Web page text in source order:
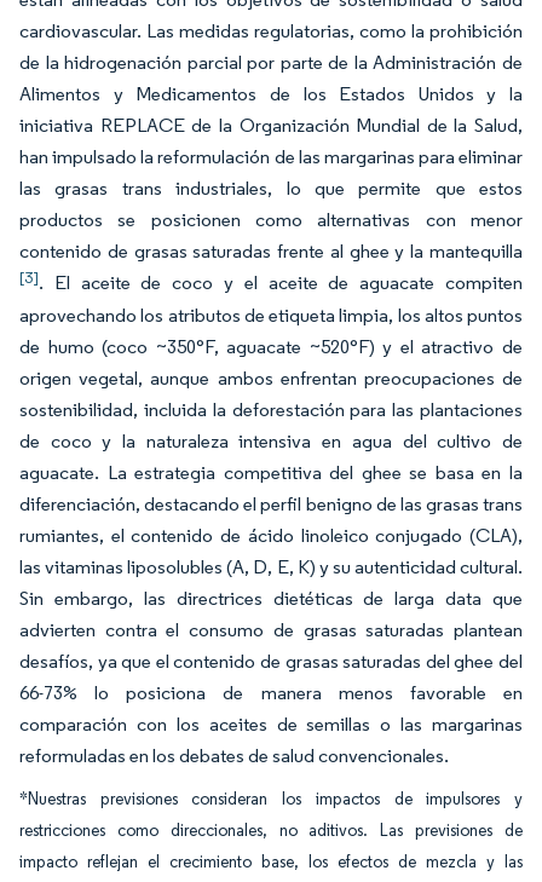
cardiovascular. Las medidas regulatorias, como la prohibición
de la hidrogenación parcial por parte de la Administración de
Alimentos y Medicamentos de los Estados Unidos y la
iniciativa REPLACE de la Organización Mundial de la Salud,
han impulsado la reformulación de las margarinas para eliminar
las grasas trans industriales, lo que permite que estos
productos se posicionen como alternativas con menor
contenido de grasas saturadas frente al ghee y la mantequilla
[3]. El aceite de coco y el aceite de aguacate compiten
aprovechando los atributos de etiqueta limpia, los altos puntos
de humo (coco ~350°F, aguacate ~520°F) y el atractivo de
origen vegetal, aunque ambos enfrentan preocupaciones de
sostenibilidad, incluida la deforestación para las plantaciones
de coco y la naturaleza intensiva en agua del cultivo de
aguacate. La estrategia competitiva del ghee se basa en la
diferenciación, destacando el perfil benigno de las grasas trans
rumiantes, el contenido de ácido linoleico conjugado (CLA),
las vitaminas liposolubles (A, D, E, K) y su autenticidad cultural.
Sin embargo, las directrices dietéticas de larga data que
advierten contra el consumo de grasas saturadas plantean
desafíos, ya que el contenido de grasas saturadas del ghee del
66-73% lo posiciona de manera menos favorable en
comparación con los aceites de semillas o las margarinas
reformuladas en los debates de salud convencionales.
*Nuestras previsiones consideran los impactos de impulsores y
restricciones como direccionales, no aditivos. Las previsiones de
impacto reflejan el crecimiento base, los efectos de mezcla y las